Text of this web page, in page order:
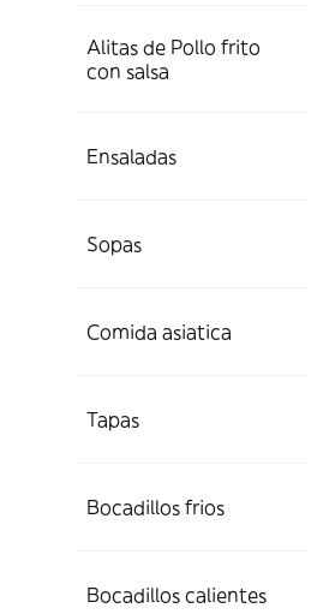
Alitas de Pollo frito
con salsa
Ensaladas
Sopas
Comida asiatica
Tapas
Bocadillos frios
Bocadillos calientes